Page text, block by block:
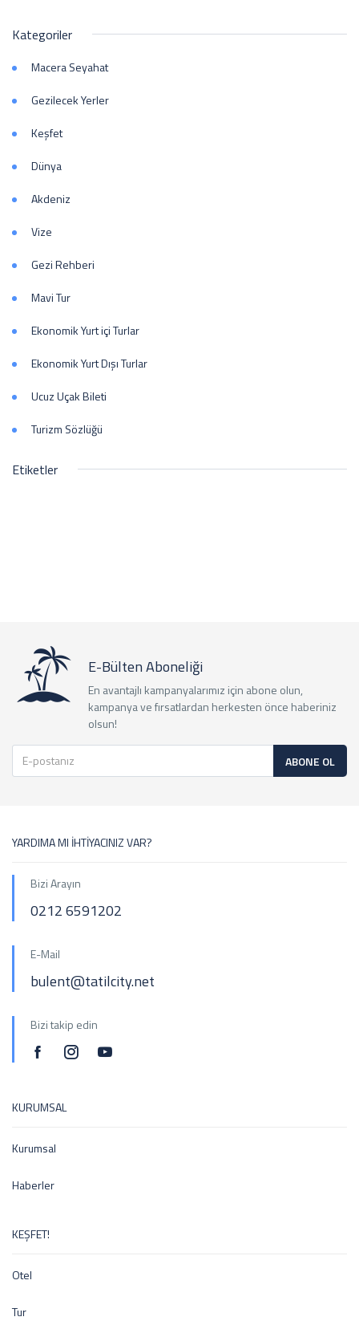
Kategoriler
Macera Seyahat
Gezilecek Yerler
Keşfet
Dünya
Akdeniz
Vize
Gezi Rehberi
Mavi Tur
Ekonomik Yurt içi Turlar
Ekonomik Yurt Dışı Turlar
Ucuz Uçak Bileti
Turizm Sözlüğü
Etiketler
E-Bülten Aboneliği
En avantajlı kampanyalarımız için abone olun,
kampanya ve fırsatlardan herkesten önce haberiniz
olsun!
ABONE OL
YARDIMA MI İHTİYACINIZ VAR?
Bizi Arayın
0212 6591202
E-Mail
bulent@tatilcity.net
Bizi takip edin
KURUMSAL
Kurumsal
Haberler
KEŞFET!
Otel
Tur